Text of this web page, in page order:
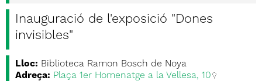
Inauguració de l'exposició "Dones
invisibles"
Lloc: Biblioteca Ramon Bosch de Noya
Adreça: Plaça 1er Homenatge a la Vellesa, 10